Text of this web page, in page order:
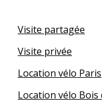
Visite partagée
Visite privée
Location vélo Paris
Location vélo Bois